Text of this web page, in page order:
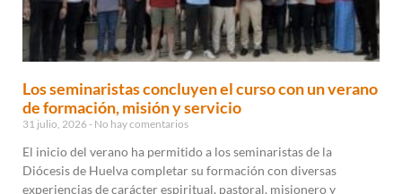
Los seminaristas concluyen el curso con un verano
de formación, misión y servicio
31 julio, 2026 No hay comentarios
El inicio del verano ha permitido a los seminaristas de la
Diócesis de Huelva completar su formación con diversas
experiencias de carácter espiritual, pastoral, misionero y